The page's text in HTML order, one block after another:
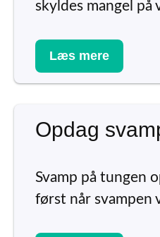
skyldes mangel
Læs mere
Opdag
Svamp på tungen
først når